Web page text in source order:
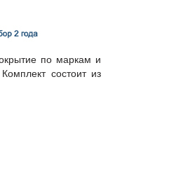
по маркам и
состоит из